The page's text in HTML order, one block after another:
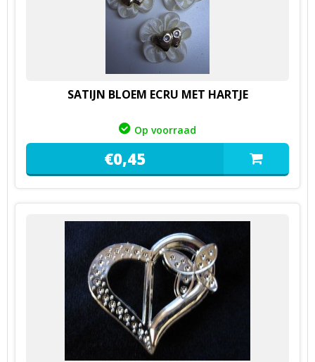
SATIJN BLOEM ECRU MET HARTJE
Op voorraad
€0,45